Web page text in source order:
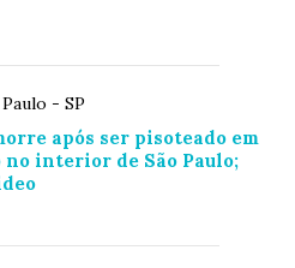
- SP
após ser pisoteado em
no interior de São Paulo;